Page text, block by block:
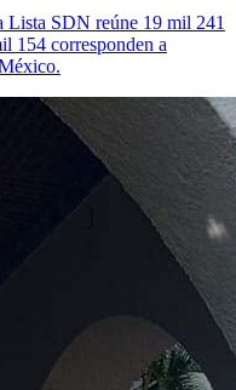
Lista SDN reúne 19 mil 241
154 corresponden a